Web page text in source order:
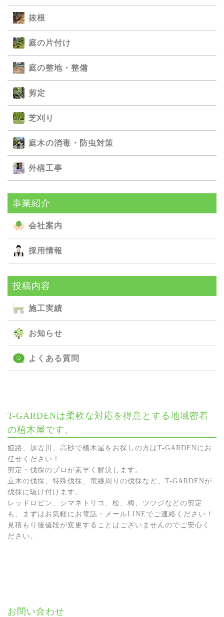
抜根
庭の⽚付け
庭の整地・整備
剪定
芝刈り
庭⽊の消毒・防⾍対策
外構⼯事
事業紹介
会社案内
採用情報
投稿内容
施⼯実績
お知らせ
よくある質問
T-GARDENは柔軟な対応を得意とする地域密着
の植木屋です。
姫路、加古川、高砂で植木屋をお探しの方はT-GARDENにお
任せください！
剪定・伐採のプロが素早く解決します。
立木の伐採、特殊伐採、電線周りの伐採など、T-GARDENが
伐採に駆け付けます。
レッドロビン、シマネトリコ、松、梅、ツツジなどの剪定
も、まずはお気軽にお電話・メールLINEでご連絡ください！
見積もり後値段が変更することはございませんのでご安心く
ださい。
お問い合わせ